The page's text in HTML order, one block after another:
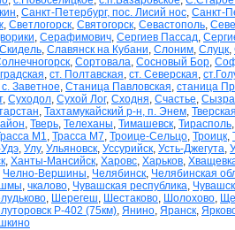
, Санкт-Петербург, пос. Лисий нос, Санкт-
, Светлогорск, Святогорск, Севастополь,
, Серафимович, Сергиев Пассад,
Скидель, Славянск на Кубани, Слоним, Слуцк,
, Сортовала, Сосновый Бор,
, ст. Полтавская, ст. Северская,
Заветное, Станица Павловская, станица
, Суходол, Сухой Лог, Сходня, Счастье,
, Тахтамукайский р-н, п. Энем,
, Тверь, Телеханы, Тимашевск, Тирасполь
М1, Трасса М7, Троице-Сельцо, Троицк,
, Улу, Ульяновск, Уссурийск, Усть-Джегута,
, Ханты-Мансийск, Харовс, Харьков,
Челно-Вершины, Челябинск, Челябинская
, чкалово, Чувашская республика,
, Шерегеш, Шестаково, Шолохово,
Р-402 (75км), Янино, Яранск,